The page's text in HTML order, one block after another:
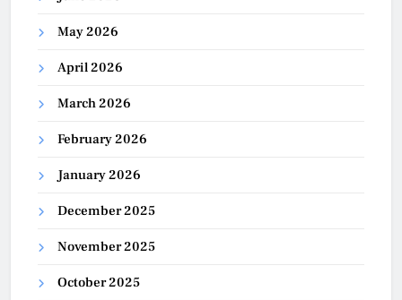
May 2026
April 2026
March 2026
February 2026
January 2026
December 2025
November 2025
October 2025